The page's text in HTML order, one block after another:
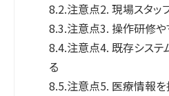
8.2.注意点2. 現場スタッ
8.3.注意点3. 操作研修や
8.4.注意点4. 既存システ
る
8.5.注意点5. 医療情報を